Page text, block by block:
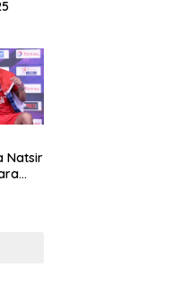
Natsir